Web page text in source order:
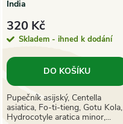
India
320 Kč
Skladem - ihned k dodání
DO KOŠÍKU
Pupečník asijský, Centella
asiatica, Fo-ti-tieng, Gotu Kola,
Hydrocotyle aratica minor,...